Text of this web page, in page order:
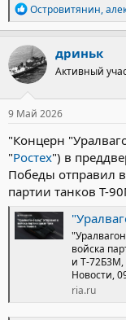
Р
е
а
к
ц
и
и
:
Островитянин,
дриньк
Активный
9 Май 2026
"Концерн
"Ростех") в
Победы отправил
партии танков Т-
войска
и Т-72Б3М,
Новости,
ria.ru